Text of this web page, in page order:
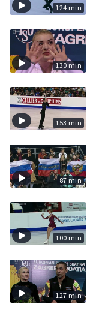
124 min
130 min
153 min
87 min
100 min
127 min